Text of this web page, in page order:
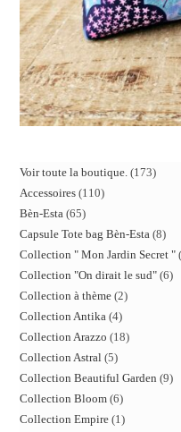
Voir toute la boutique. 173
Accessoires 110
Bèn-Esta 65
Capsule Tote bag Bèn-Esta 8
Collection " Mon Jardin Secret "
Collection "On dirait le sud" 6
Collection à thème 2
Collection Antika 4
Collection Arazzo 18
Collection Astral 5
Collection Beautiful Garden 9
Collection Bloom 6
Collection Empire 1